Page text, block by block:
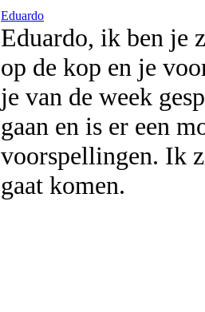
Eduardo
Eduardo, ik ben je
op de kop en je
je van de week
gaan en is er een
voorspellingen. Ik
gaat komen.